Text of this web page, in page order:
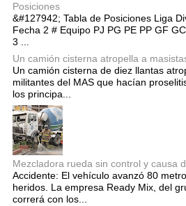
Posiciones
&#127942; Tabla de Posiciones Liga
Fecha 2 # Equipo PJ PG PE PP GF
3 ...
Un camión cisterna atropella a
Un camión cisterna de diez llantas
militantes del MAS que hacían
los principa...
Mezcladora rueda sin control y causa
Accidente: El vehículo avanzó 80
heridos. La empresa Ready Mix, del
correrá con los...